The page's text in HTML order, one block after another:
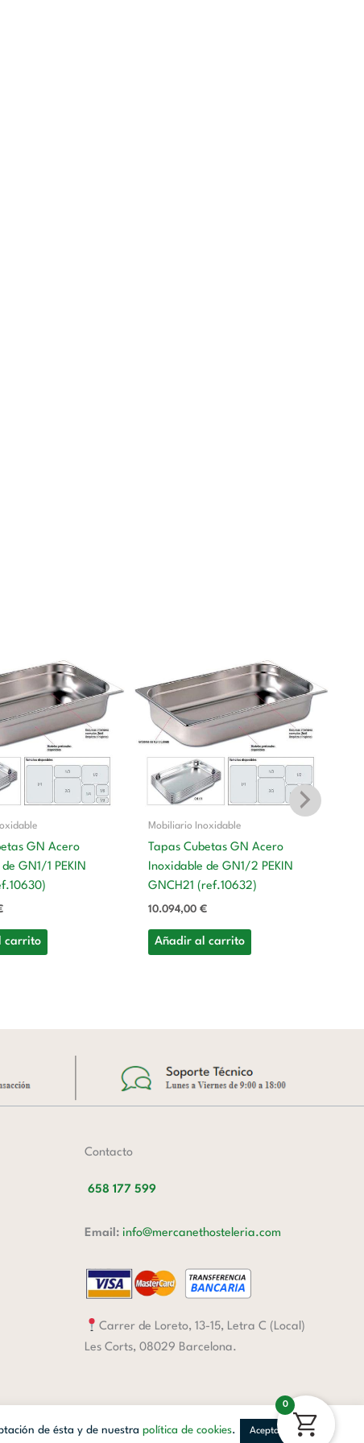
GN Acero
GN1/1 PEKIN
carrito
Mobiliario Inoxidable
Tapas Cubetas GN Acero
Inoxidable de GN1/2 PEKIN
GNCH21 (ref.10632)
10.094,00 €
Añadir al carrito
Contacto
658 177 599
Email: info@mercanethosteleria.com
Carrer de Loreto, 13-15, Letra C (Local)
Les Corts, 08029 Barcelona.
de ésta y de nuestra política de cookies. Aceptar
0